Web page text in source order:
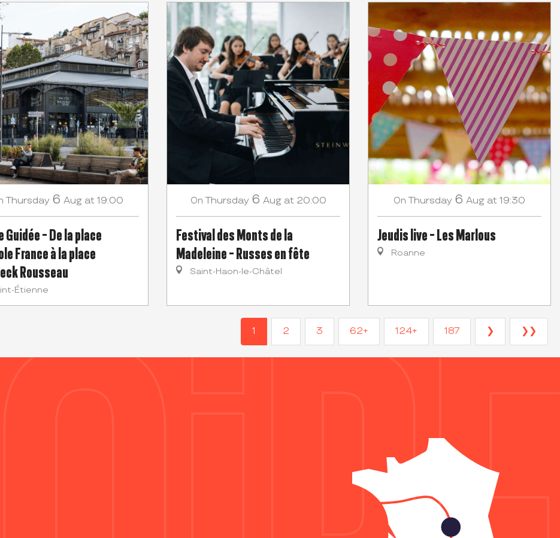
Thursday 6 Aug at 19:00
Guidée - De la place
France à la place
Rousseau
Étienne
On Thursday 6 Aug at 20:00
Festival des Monts de la
Madeleine - Russes en fête
Saint-Haon-le-Châtel
On Thursday 6 Aug at 19:30
Jeudis live - Les Marlous
Roanne
1 2 3 62+ 124+ 187 ❯ ❯❯